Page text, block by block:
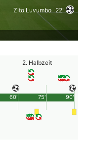
Zito Luvumbo 22'
2. Halbzeit
90'
60' 75'